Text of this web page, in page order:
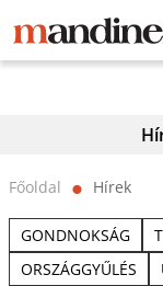
Főoldal ⬤ Hírek
GONDNOKSÁG
ORSZÁGGYŰLÉS